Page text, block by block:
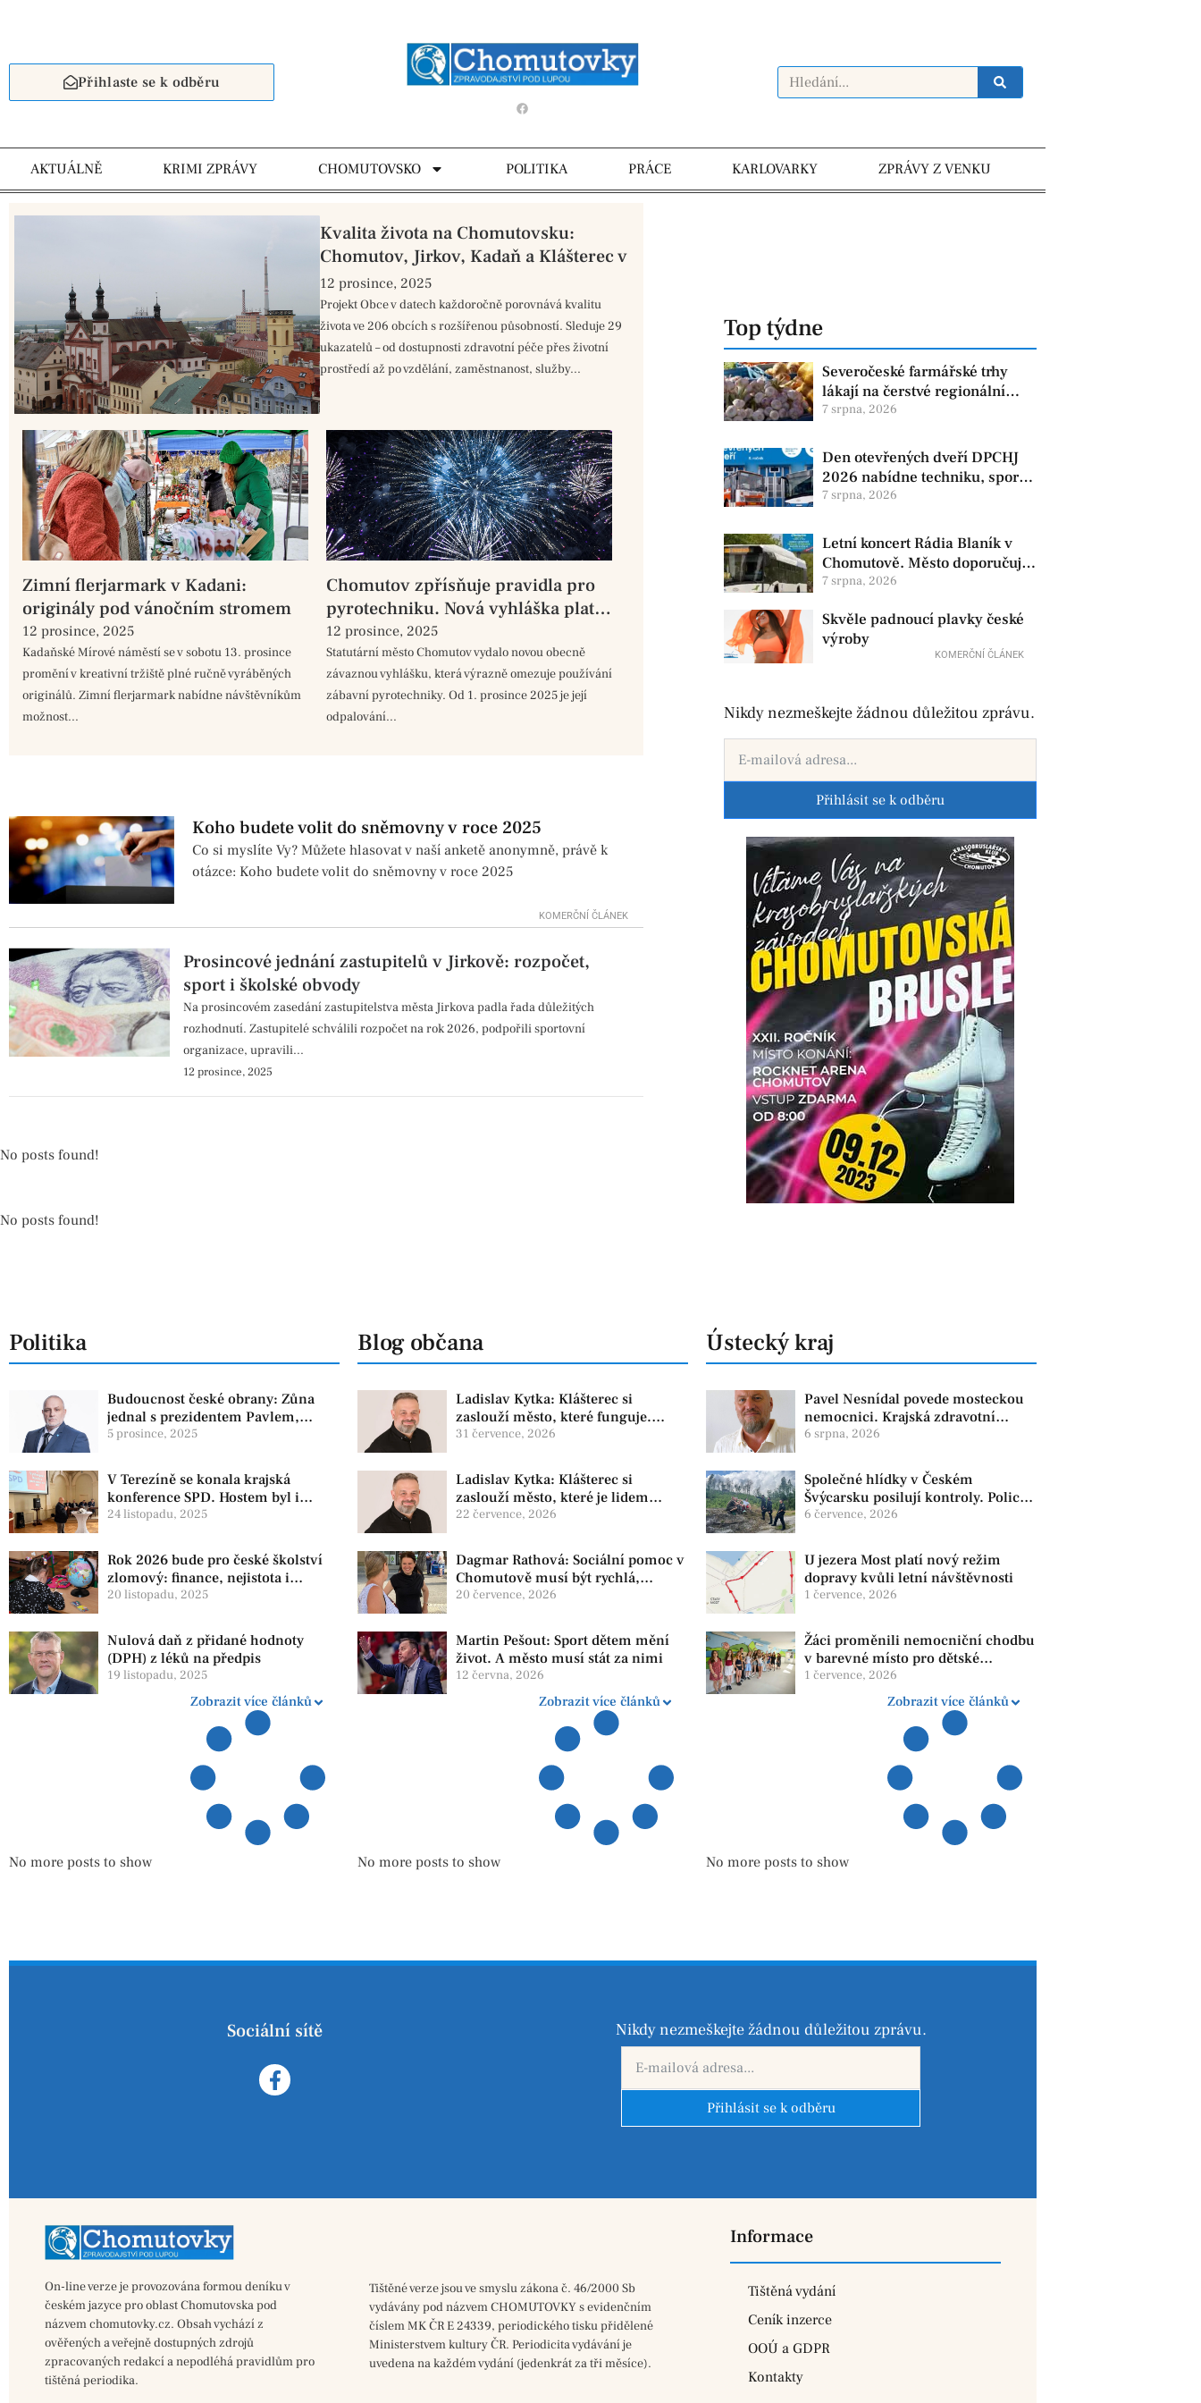
Přihlaste se k odběru
AKTUÁLNĚ KRIMI ZPRÁVY CHOMUTOVSKO POLITIKA PRÁCE KARLOVARKY ZPRÁVY Z VENKU
Kvalita života na Chomutovsku:
Chomutov, Jirkov, Kadaň a Klášterec v
12 prosince, 2025
Projekt Obce v datech každoročně porovnává kvalitu
života ve 206 obcích s rozšířenou působností. Sleduje 29
ukazatelů – od dostupnosti zdravotní péče přes životní
prostředí až po vzdělání, zaměstnanost, služby...
Zimní flerjarmark v Kadani:
originály pod vánočním stromem
12 prosince, 2025
Kadaňské Mírové náměstí se v sobotu 13. prosince
promění v kreativní tržiště plné ručně vyráběných
originálů. Zimní flerjarmark nabídne návštěvníkům
možnost...
Chomutov zpřísňuje pravidla pro
pyrotechniku. Nová vyhláška platí
od
12 prosince, 2025
Statutární město Chomutov vydalo novou obecně
závaznou vyhlášku, která výrazně omezuje používání
zábavní pyrotechniky. Od 1. prosince 2025 je její
odpalování...
Koho budete volit do sněmovny v roce 2025
Co si myslíte Vy? Můžete hlasovat v naší anketě anonymně, právě k
otázce: Koho budete volit do sněmovny v roce 2025
KOMERČNÍ ČLÁNEK
Prosincové jednání zastupitelů v Jirkově: rozpočet,
sport i školské obvody
Na prosincovém zasedání zastupitelstva města Jirkova padla řada důležitých
rozhodnutí. Zastupitelé schválili rozpočet na rok 2026, podpořili sportovní
organizace, upravili...
12 prosince, 2025
No posts found!
No posts found!
Top týdne
Severočeské farmářské trhy
lákají na čerstvé regionální
produkty. V Chomutově se
7 srpna, 2026
Den otevřených dveří DPCHJ
2026 nabídne techniku, sport i
jízdy historickými vozy
7 srpna, 2026
Letní koncert Rádia Blaník v
Chomutově. Město doporučuje
využít MHD
7 srpna, 2026
Skvěle padnoucí plavky české
výroby
KOMERČNÍ ČLÁNEK
Nikdy nezmeškejte žádnou důležitou zprávu.
Přihlásit se k odběru
Politika
Budoucnost české obrany: Zůna
jednal s prezidentem Pavlem,
experti zdůrazňují článek 3 NATO
5 prosince, 2025
V Terezíně se konala krajská
konference SPD. Hostem byl i
zástupce koaliční strany PRO
24 listopadu, 2025
Rok 2026 bude pro české školství
zlomový: finance, nejistota i
ambiciózní plány
20 listopadu, 2025
Nulová daň z přidané hodnoty
(DPH) z léků na předpis
19 listopadu, 2025
Zobrazit více článků
No more posts to show
Blog občana
Ladislav Kytka: Klášterec si
zaslouží město, které funguje.
Proto předkládáme program, který
31 července, 2026
Ladislav Kytka: Klášterec si
zaslouží město, které je lidem
nablízku
22 července, 2026
Dagmar Rathová: Sociální pomoc v
Chomutově musí být rychlá,
srozumitelná a férová. Ne udržovat
20 července, 2026
Martin Pešout: Sport dětem mění
život. A město musí stát za nimi
12 června, 2026
Zobrazit více článků
No more posts to show
Ústecký kraj
Pavel Nesnídal povede mosteckou
nemocnici. Krajská zdravotní
oznámila změnu ve vedení
6 srpna, 2026
Společné hlídky v Českém
Švýcarsku posilují kontroly. Policie
dohlíží na bezpečnost i ochranu
6 července, 2026
U jezera Most platí nový režim
dopravy kvůli letní návštěvnosti
1 července, 2026
Žáci proměnili nemocniční chodbu
v barevné místo pro dětské
pacienty
1 července, 2026
Zobrazit více článků
No more posts to show
Sociální sítě Nikdy nezmeškejte žádnou důležitou zprávu.
Přihlásit se k odběru
On-line verze je provozována formou deníku v
českém jazyce pro oblast Chomutovska pod
názvem chomutovky.cz. Obsah vychází z
ověřených a veřejně dostupných zdrojů
zpracovaných redakcí a nepodléhá pravidlům pro
tištěná periodika.
Tištěné verze jsou ve smyslu zákona č. 46/2000 Sb
vydávány pod názvem CHOMUTOVKY s evidenčním
číslem MK ČR E 24339, periodického tisku přidělené
Ministerstvem kultury ČR. Periodicita vydávání je
uvedena na každém vydání (jedenkrát za tři měsíce).
Informace
Tištěná vydání
Ceník inzerce
OOÚ a GDPR
Kontakty